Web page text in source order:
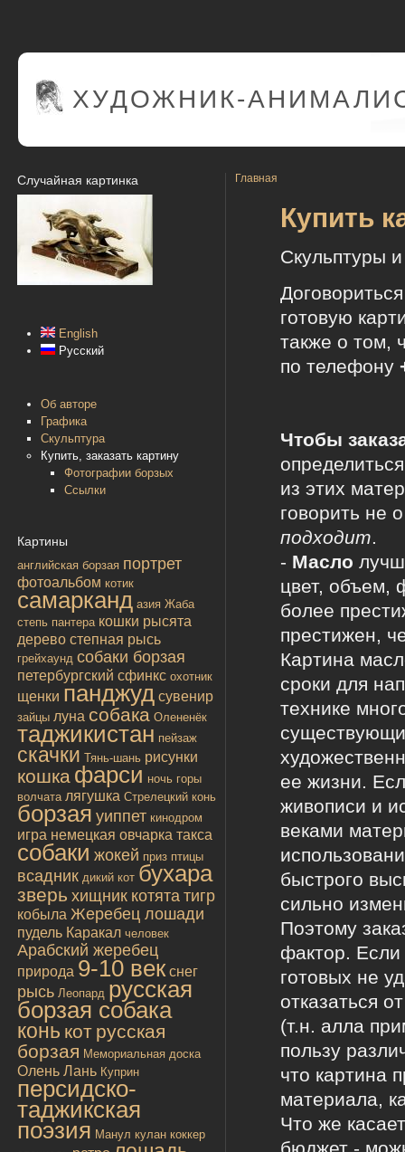
ХУДОЖНИК-
Случайная картинка
English
Русский
Об авторе
Графика
Скульптура
Купить, заказать картину
Фотографии борзых
Ссылки
Картины
английская борзая портрет
фотоальбом котик
самарканд азия Жаба
степь пантера кошки рысята
дерево степная рысь
грейхаунд собаки борзая
петербургский сфинкс охотник
щенки панджуд сувенир
зайцы луна собака Олененёк
таджикистан пейзаж
скачки Тянь-шань рисунки
кошка фарси ночь горы
волчата лягушка Стрелецкий конь
борзая уиппет кинодром
игра немецкая овчарка такса
собаки жокей приз птицы
всадник дикий кот бухара
зверь хищник котята тигр
кобыла Жеребец лошади
пудель Каракал человек
Арабский жеребец
природа 9-10 век снег
рысь Леопард русская
борзая собака
конь кот русская
борзая Мемориальная доска
Олень Лань Куприн
персидско-
таджикская
поэзия Манул кулан коккер
Главная
Купить
Скульптуры
готовую
также о том,
по телефону
Чтобы
из этих
говорить не
подходит.
- Масло
цвет, объем,
более
престижен,
Картина
сроки для
технике
ее жизни.
живописи и
веками
быстрого
сильно
Поэтому
фактор. Если
готовых не
отказаться
(т.н. алла
пользу
что картина
материала,
Что же